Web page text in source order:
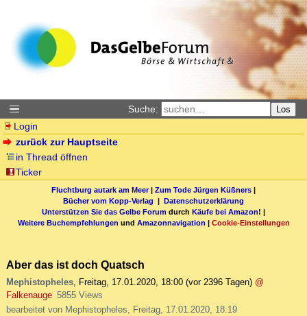
Suche: Los
Login
zurück zur Hauptseite
in Thread öffnen
Ticker
Fluchtburg autark am Meer| Zum Tode Jürgen Küßners |
Bücher vom Kopp-Verlag | Datenschutzerklärung
Unterstützen Sie das Gelbe Forum durch Käufe bei Amazon! |
Weitere Buchempfehlungen und Amazonnavigation | Cookie-Einstellungen
Aber das ist doch Quatsch
Mephistopheles, Freitag, 17.01.2020, 18:00 (vor 2396 Tagen) @
Falkenauge 5855 Views
bearbeitet von Mephistopheles, Freitag, 17.01.2020, 18:19